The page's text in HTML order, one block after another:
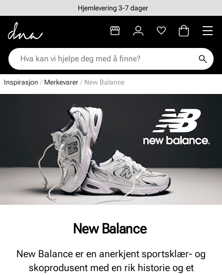
Hjemlevering 3-7 dager
Inspirasjon Merkevarer New Balance
New Balance
New Balance er en anerkjent sportsklær- og
skoprodusent med en rik historie og et